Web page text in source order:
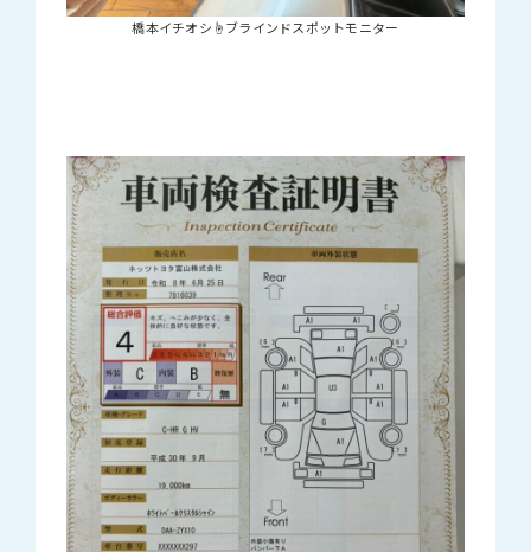
橋本イチオシ☝ブラインドスポットモニター